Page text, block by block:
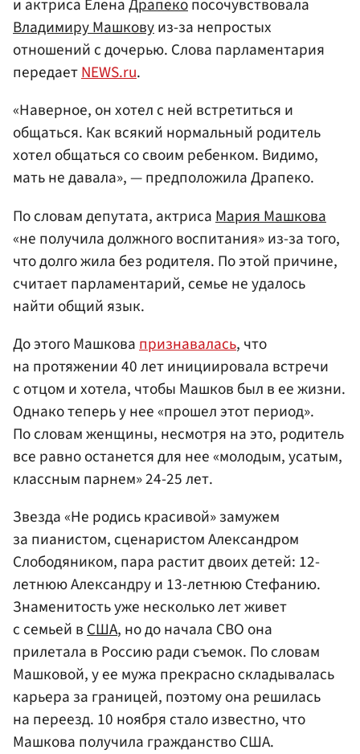
и актриса ЕленаДрапекопосочувствовала
Владимиру Машковуиз-за непростых
отношений с дочерью. Слова парламентария
передаетNEWS.ru.
«Наверное, он хотел с ней встретиться и
общаться. Как всякий нормальный родитель
хотел общаться со своим ребенком. Видимо,
мать не давала», — предположила Драпеко.
По словам депутата, актриса Мария Машкова
«не получила должного воспитания» из-за того,
что долго жила без родителя. По этой причине,
считает парламентарий, семье не удалось
найти общий язык.
До этого Машковапризнавалась, что
на протяжении 40 лет инициировала встречи
с отцом и хотела, чтобы Машков был в ее жизни.
Однако теперь у нее «прошел этот период».
По словам женщины, несмотря на это, родитель
все равно останется для нее «молодым, усатым,
классным парнем» 24-25 лет.
Звезда «Не родись красивой» замужем
за пианистом, сценаристом Александром
Слободяником, пара растит двоих детей: 12-
летнюю Александру и 13-летнюю Стефанию.
Знаменитость уже несколько лет живет
с семьей вСША, но до начала СВО она
прилетала в Россию ради съемок. По словам
Машковой, у ее мужа прекрасно складывалась
карьера за границей, поэтому она решилась
на переезд. 10 ноября стало известно, что
Машкова получила гражданство США.